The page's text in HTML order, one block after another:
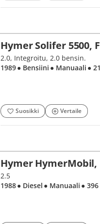
Hymer Solifer 5500,
2.0, Integroitu, 2.0 bensin.
1989● Bensiini ● Manuaali ●
Suosikki Vertaile
Hymer HymerMobil,
2.5
1988● Diesel ● Manuaali ●